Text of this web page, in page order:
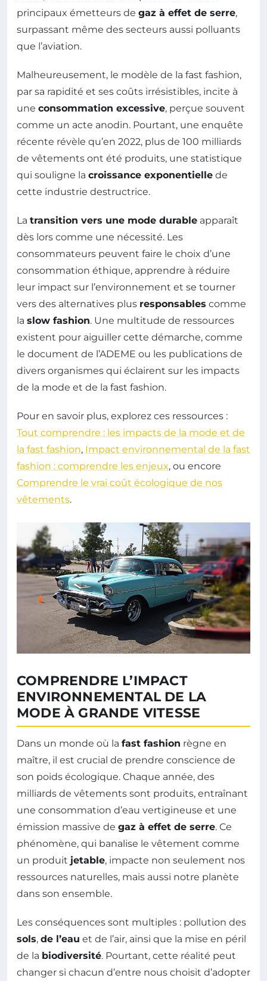
principaux émetteurs de gaz à effet de serre,
surpassant même des secteurs aussi polluants
que l’aviation.
Malheureusement, le modèle de la fast fashion,
par sa rapidité et ses coûts irrésistibles, incite à
une consommation excessive, perçue souvent
comme un acte anodin. Pourtant, une enquête
récente révèle qu’en 2022, plus de 100 milliards
de vêtements ont été produits, une statistique
qui souligne la croissance exponentielle de
cette industrie destructrice.
La transition vers une mode durable apparaît
dès lors comme une nécessité. Les
consommateurs peuvent faire le choix d’une
consommation éthique, apprendre à réduire
leur impact sur l’environnement et se tourner
vers des alternatives plus responsables comme
la slow fashion. Une multitude de ressources
existent pour aiguiller cette démarche, comme
le document de l’ADEME ou les publications de
divers organismes qui éclairent sur les impacts
de la mode et de la fast fashion.
Pour en savoir plus, explorez ces ressources :
Tout comprendre : les impacts de la mode et de
la fast fashion, Impact environnemental de la fast
fashion : comprendre les enjeux, ou encore
Comprendre le vrai coût écologique de nos
vêtements.
COMPRENDRE L’IMPACT
ENVIRONNEMENTAL DE LA
MODE À GRANDE VITESSE
Dans un monde où la fast fashion règne en
maître, il est crucial de prendre conscience de
son poids écologique. Chaque année, des
milliards de vêtements sont produits, entraînant
une consommation d’eau vertigineuse et une
émission massive de gaz à effet de serre. Ce
phénomène, qui banalise le vêtement comme
un produit jetable, impacte non seulement nos
ressources naturelles, mais aussi notre planète
dans son ensemble.
Les conséquences sont multiples : pollution des
sols, de l’eau et de l’air, ainsi que la mise en péril
de la biodiversité. Pourtant, cette réalité peut
changer si chacun d’entre nous choisit d’adopter